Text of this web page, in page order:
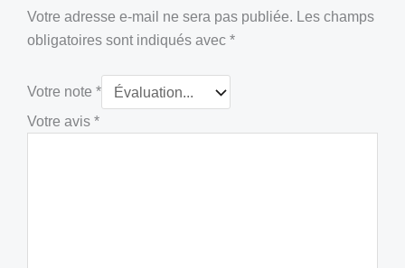
Votre adresse e-mail ne sera pas publiée. Les champs
obligatoires sont indiqués avec *
Votre note *
Votre avis *